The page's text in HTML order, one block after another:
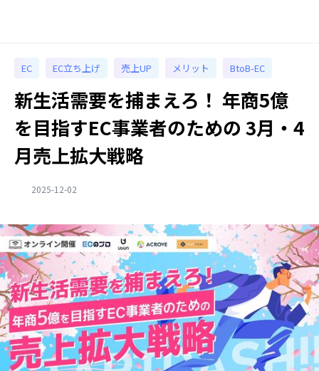
EC EC立ち上げ 売上UP メリット BtoB-EC
新生活需要を捕まえろ！ 年商5億
を目指すEC事業者のための 3月・4
月売上拡大戦略
2025-12-02